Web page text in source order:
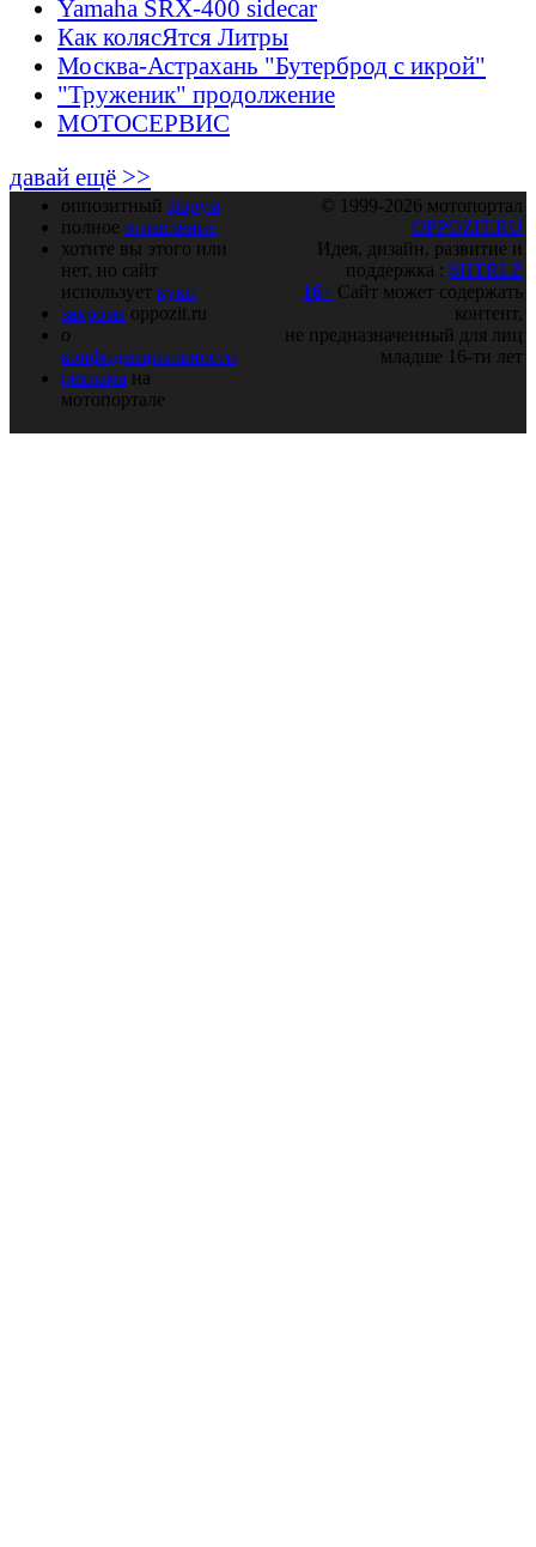
Yamaha SRX-400 sidecar
Как колясЯтся Литры
Москва-Астрахань "Бутерброд с икрой"
"Труженик" продолжение
МОТОСЕРВИС
давай ещё >>
оппозитный форум
полное оглавление
хотите вы этого или
нет, но сайт
использует куки
закрома oppozit.ru
о
конфиденциальности
реклама на
мотопортале
© 1999-2026 мотопортал
OPPOZIT.RU
Идея, дизайн, развитие и
поддержка : SHTRLZ
16+ Сайт может содержать
контент,
не предназначенный для лиц
младше 16-ти лет